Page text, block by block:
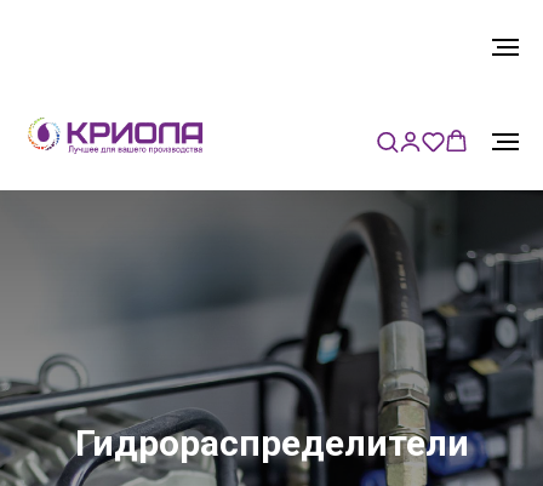
Гидрораспределители